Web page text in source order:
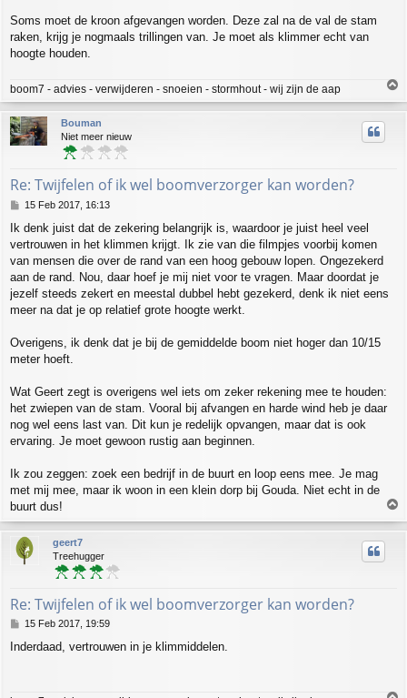
Soms moet de kroon afgevangen worden. Deze zal na de val de stam
raken, krijg je nogmaals trillingen van. Je moet als klimmer echt van
hoogte houden.
boom7 - advies - verwijderen - snoeien - stormhout - wij zijn de aap
o
p
Bouman
Niet meer nieuw
Re: Twijfelen of ik wel boomverzorger kan worden?
P
s
t
15 Feb 2017, 16:13
Ik denk juist dat de zekering belangrijk is, waardoor je juist heel veel
vertrouwen in het klimmen krijgt. Ik zie van die filmpjes voorbij komen
van mensen die over de rand van een hoog gebouw lopen. Ongezekerd
aan de rand. Nou, daar hoef je mij niet voor te vragen. Maar doordat je
jezelf steeds zekert en meestal dubbel hebt gezekerd, denk ik niet eens
meer na dat je op relatief grote hoogte werkt.
Overigens, ik denk dat je bij de gemiddelde boom niet hoger dan 10/15
meter hoeft.
Wat Geert zegt is overigens wel iets om zeker rekening mee te houden:
het zwiepen van de stam. Vooral bij afvangen en harde wind heb je daar
nog wel eens last van. Dit kun je redelijk opvangen, maar dat is ook
ervaring. Je moet gewoon rustig aan beginnen.
Ik zou zeggen: zoek een bedrijf in de buurt en loop eens mee. Je mag
met mij mee, maar ik woon in een klein dorp bij Gouda. Niet echt in de
buurt dus!
p
geert7
Treehugger
Re: Twijfelen of ik wel boomverzorger kan worden?
P
s
15 Feb 2017, 19:59
Inderdaad, vertrouwen in je klimmiddelen.